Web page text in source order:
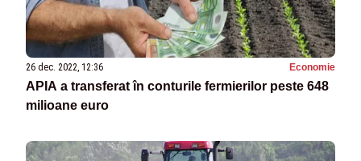
26 dec. 2022, 12:36 Economie
APIA a transferat în conturile fermierilor peste 648
milioane euro